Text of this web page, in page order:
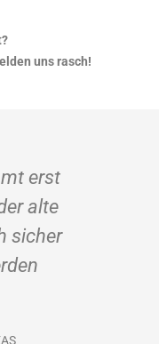
uns rasch!
erst
alte
sicher